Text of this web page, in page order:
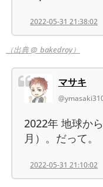
2022-05-31 21:38:02
（出典 @_bakedroy）
マサキ
2022年 地球か
月）。だって。
2022-05-31 21:10:02